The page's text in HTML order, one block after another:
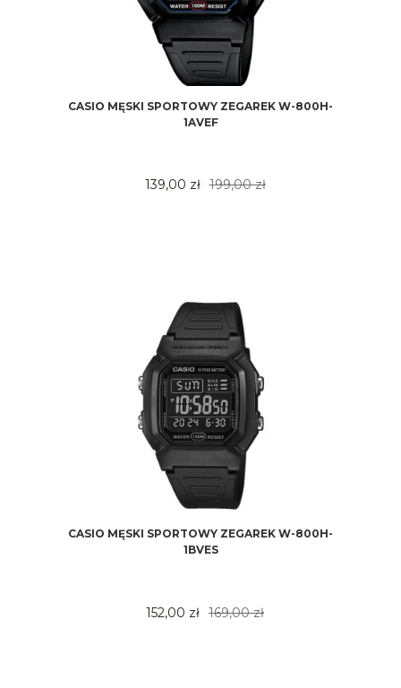
CASIO MĘSKI SPORTOWY ZEGAREK W-800H-
1AVEF
139,00 zł 199,00 zł
CASIO MĘSKI SPORTOWY ZEGAREK W-800H-
1BVES
152,00 zł 169,00 zł